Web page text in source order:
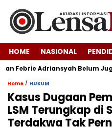
HOME NASIONAL
Adriansyah Belum Juga
Home / HUKUM
Kasus Dugaan
LSM Terungkap di
Terdakwa Tak